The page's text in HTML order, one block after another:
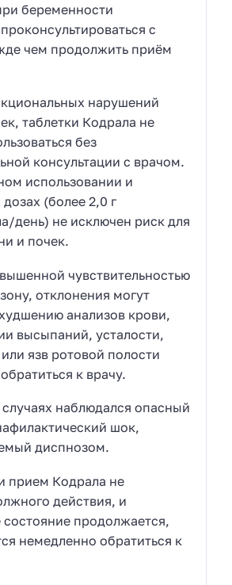
беременности
с
чем продолжить приём
нарушений
таблетки Кодрала не
без
консультации с врачом.
использовании и
(более 2,0 г
день) не исключен риск для
и почек.
чувствительностью
отклонения могут
анализов крови,
высыпаний, усталости,
язв ротовой полости
к врачу.
наблюдался опасный
шок,
диспнозом.
прием Кодрала не
действия, и
продолжается,
немедленно обратиться к